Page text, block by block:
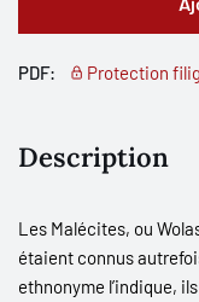
PDF: Protection
Description
Les Malécites, ou
étaient connus
ethnonyme l’indique,